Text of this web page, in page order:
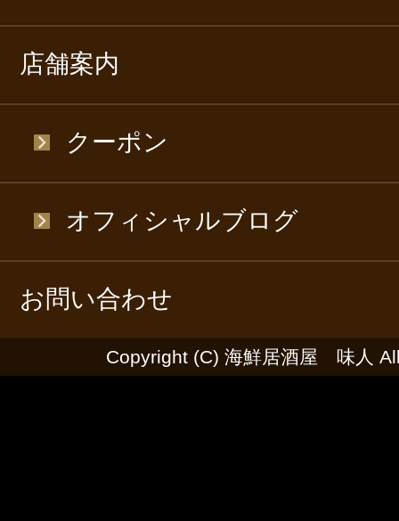
店舗案内
クーポン
オフィシャルブログ
お問い合わせ
Copyright (C) 海鮮居酒屋 味人